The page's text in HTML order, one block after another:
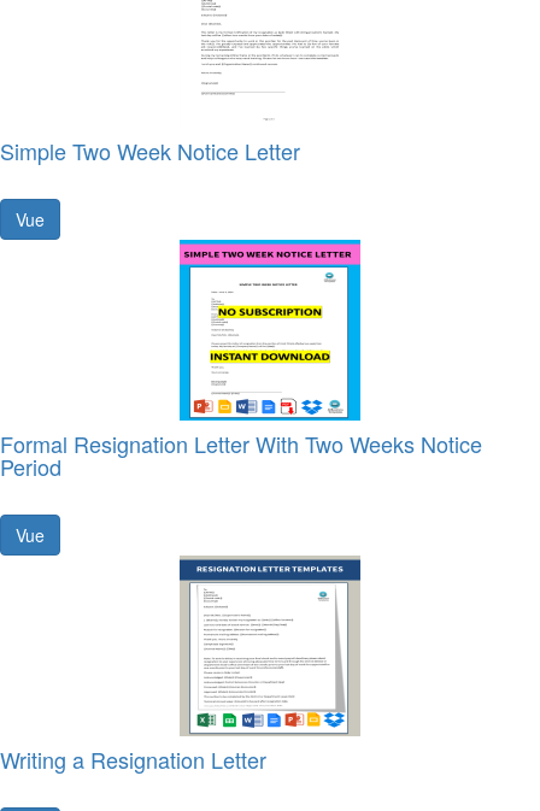
Simple Two Week Notice Letter
Vue
Formal Resignation Letter With Two Weeks Notice
Period
Vue
Writing a Resignation Letter